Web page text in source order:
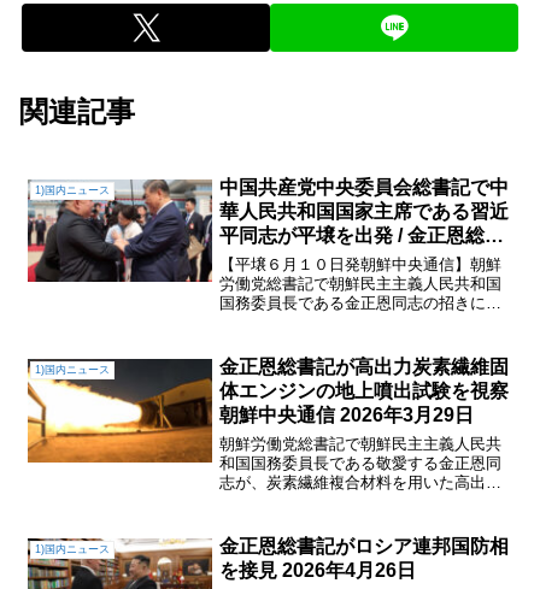
関連記事
1)国内ニュース
中国共産党中央委員会総書記で中
華人民共和国国家主席である習近
平同志が平壌を出発 / 金正恩総書
記が習近平同志を温かく見送る
2026年6月9日
【平壌６月１０日発朝鮮中央通信】朝鮮
労働党総書記で朝鮮民主主義人民共和国
国務委員長である金正恩同志の招きによ
主席である習近平同志が６月９日午後、
専用機で平壌を出発した。...
1)国内ニュース
金正恩総書記が高出力炭素繊維固
体エンジンの地上噴出試験を視察
朝鮮中央通信 2026年3月29日
朝鮮労働党総書記で朝鮮民主主義人民共
和国国務委員長である敬愛する金正恩同
志が、炭素繊維複合材料を用いた高出力
大推進力は２５００ｋＮであり、当該の
試験は戦略的打撃手段の不断...
1)国内ニュース
金正恩総書記がロシア連邦国防相
を接見 2026年4月26日